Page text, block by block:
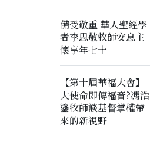
備受敬重 華人聖經學
者李思敬牧師安息主
懷享年七十
【第十屆華福大會】
大使命即傳福音?馮浩
鎏牧師談基督掌權帶
來的新視野